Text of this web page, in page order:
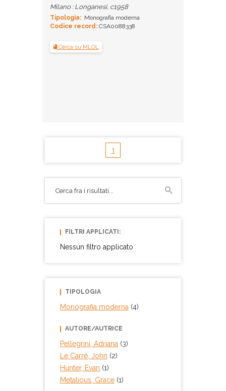
Milano : Longanesi, c1958
Tipologia: Monografia moderna
Codice record: CSA0088338
Cerca su MLOL
1
FILTRI APPLICATI:
Nessun filtro applicato
TIPOLOGIA
Monografia moderna (4)
AUTORE/AUTRICE
Pellegrini, Adriana (3)
Le Carré, John (2)
Hunter, Evan (1)
Metalious, Grace (1)